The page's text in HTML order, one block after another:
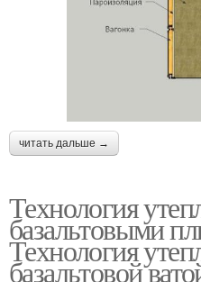
читать дальше →
Технология
базальтовыми
Технология
базальтовой